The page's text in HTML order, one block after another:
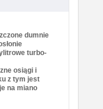
dumnie
turbo-
osiągi i
z tym jest
na miano